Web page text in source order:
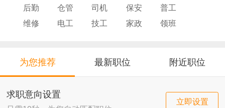
后勤 仓管 司机 保安
普工
维修
电工 技工 家政
领班
为您推荐 最新职位 附近职位
求职意向设置
立即设置